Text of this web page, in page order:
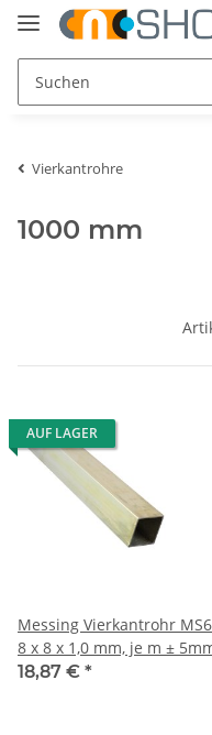
Vierkantrohre
1000 mm
AUF LAGER
Messing Vierkantrohr
8 x 8 x 1,0 mm, je m ±
18,87 € *